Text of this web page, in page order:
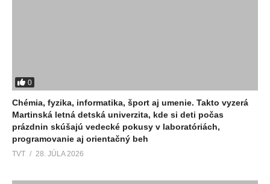
0
Chémia, fyzika, informatika, šport aj umenie. Takto vyzerá
Martinská letná detská univerzita, kde si deti počas
prázdnin skúšajú vedecké pokusy v laboratóriách,
programovanie aj orientačný beh
TVT 28. JÚLA 2026